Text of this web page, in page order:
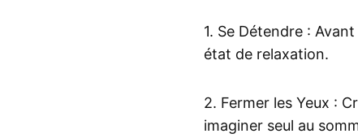
1. Se Détendre :
état de relaxation.
2. Fermer les Yeux :
imaginer seul au